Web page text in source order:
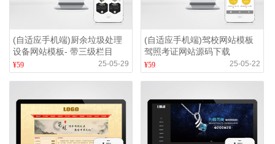
(自适应手机端)厨余垃圾处理
设备网站模板- 带三级栏目
¥59 25-05-29
(自适应手机端)驾校网站模板
驾照考证网站源码下载
¥59 25-05-22